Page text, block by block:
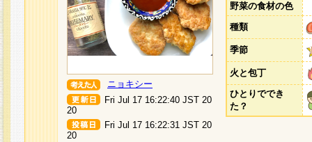
ニョキシー
Fri Jul 17 16:22:40 JST 20
20
Fri Jul 17 16:22:31 JST 20
20
野菜の食材の色
種類
季節
火と包丁
ひとりででき
た？